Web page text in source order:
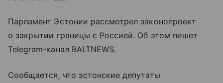
Парламент Эстонии рассмотрел законопроект
о закрытии границы с Россией. Об этом пишет
Telegram-канал BALTNEWS.
Сообщается, что эстонские депутаты